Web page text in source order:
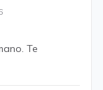
Te